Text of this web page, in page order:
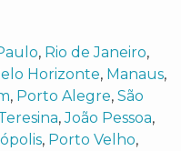
, Rio de Janeiro,
Horizonte, Manaus,
, Porto Alegre, São
,João Pessoa,
, Porto Velho,